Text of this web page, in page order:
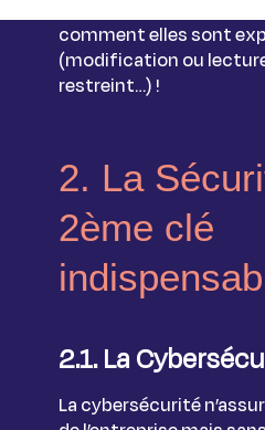
comment elles sont
(modification ou
restreint…) !
2. La
2ème clé
2.1. La
La cybersécurité